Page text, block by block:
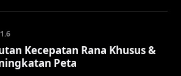
Kecepatan Rana Khusus &
Peta